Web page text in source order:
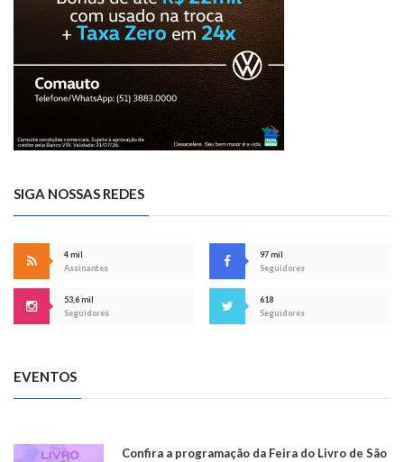
SIGA NOSSAS REDES
4 mil
Assinantes
97 mil
Seguidores
53,6 mil
Seguidores
618
Seguidores
EVENTOS
Confira a programação da Feira do Livro de São